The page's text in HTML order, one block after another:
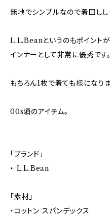
無地でシンプルなので着回しし
L.L.Beanというのもポイントが
インナーとして非常に優秀です。
もちろん1枚で着ても様になりま
00s頃のアイテム。
「ブランド」
・ L.L.Bean
「素材」
・コットン スパンデックス